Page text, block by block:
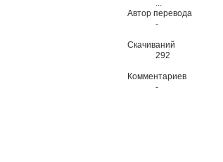
...
Автор перевода
-
Скачиваний
292
Комментариев
-